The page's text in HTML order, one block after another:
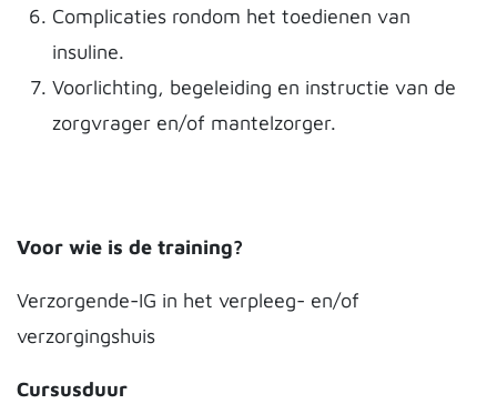
Complicaties rondom het toedienen van
insuline.
Voorlichting, begeleiding en instructie van de
zorgvrager en/of mantelzorger.
Voor wie is de training?
Verzorgende-IG in het verpleeg- en/of
verzorgingshuis
Cursusduur